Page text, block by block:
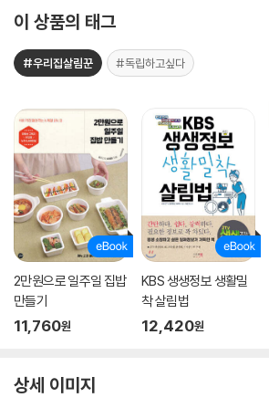
이 상품의 태그
#우리집살림꾼 #독립하고싶다
2만원으로 일주일 집밥
만들기
11,760원
KBS 생생정보 생활밀
착 살림법
12,420원
상세 이미지